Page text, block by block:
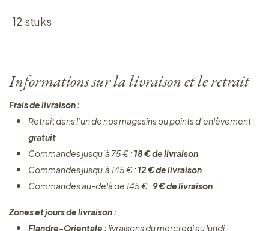
12 stuks
Informations sur la livraison et le retrait
Frais de livraison :
Retrait dans l’un de nos magasins ou points d’enlèvement :
gratuit
Commandes jusqu’à 75 € : 18 € de livraison
Commandes jusqu’à 145 € : 12 € de livraison
Commandes au-delà de 145 € : 9 € de livraison
Zones et jours de livraison :
Flandre-Orientale :livraisons du mercredi au lundi